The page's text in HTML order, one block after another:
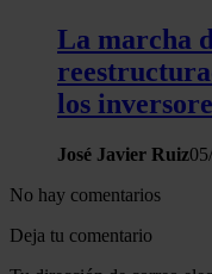
La marcha
los
José Javier Ruiz
No hay comentarios
Deja tu comentario